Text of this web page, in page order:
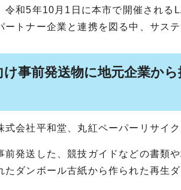
和5年10月1日に本市で開催される
ートナー企業と連携を図る中、サス
け事前発送物に地元企業か
式会社平和堂、丸紅ペーパーリサイク
発送した、競技ガイドなどの書類
たダンボール古紙から作られた再生